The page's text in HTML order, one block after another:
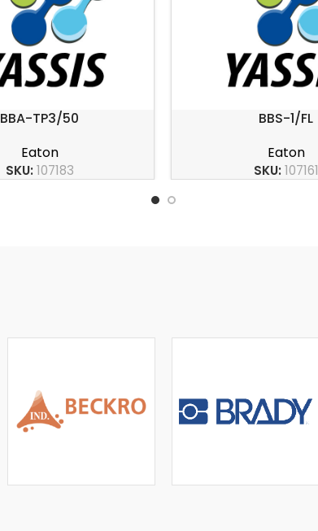
BBA-TP3/50
Eaton
SKU:107183
BBS-1/FL
Eaton
SKU:107161